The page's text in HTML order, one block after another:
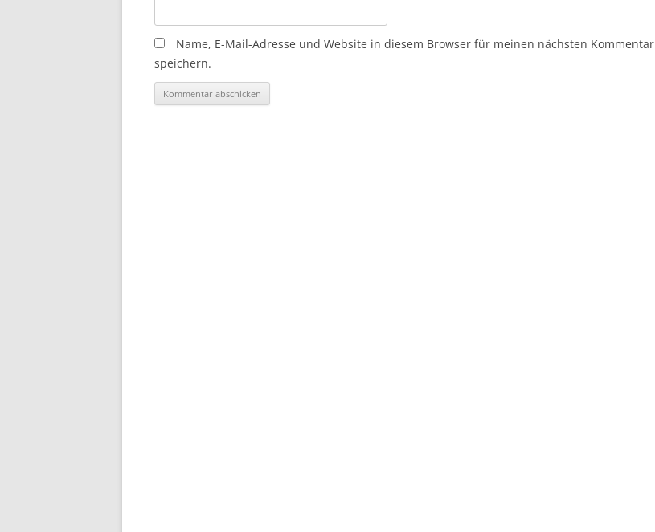
Name, E-Mail-Adresse und Website in diesem Browser für meinen nächsten Kommentar
speichern.